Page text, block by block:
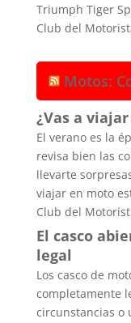
Triumph Tiger
Club del
Motos:
¿Vas a
El verano es la
revisa bien las
llevarte
viajar en moto
Club del
El casco
legal
Los casco de
completamente
circunstancias o